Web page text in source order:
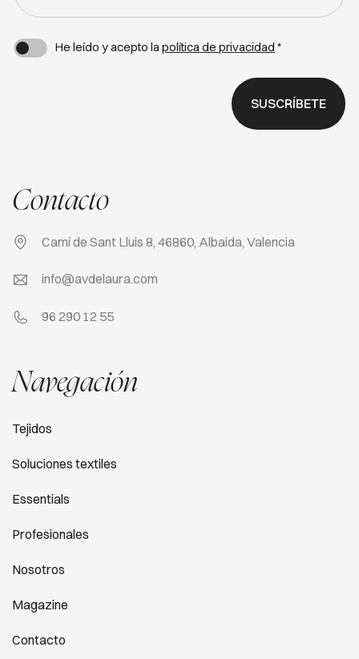
NEWSLETTER
He leído y acepto lapolítica de privacidad *
SUSCRÍBETE
Contacto
Camí de Sant Lluis 8, 46860, Albaida, Valencia
info@avdelaura.com
96 290 12 55
Navegación
Tejidos
Soluciones textiles
Essentials
Profesionales
Nosotros
Magazine
Contacto